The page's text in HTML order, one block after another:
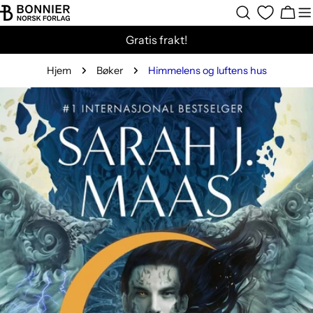
Hopp
til
Gratis frakt!
Hjem Bøker Himmelens og luftens hus
Gå
til
produktinformasjon